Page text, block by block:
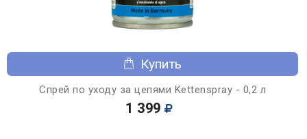
Купить
Спрей по уходу за цепями Kettenspray - 0,2 л
1 399